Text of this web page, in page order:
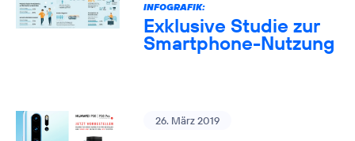
INFOGRAFIK:
Exklusive Studie zur
Smartphone-Nutzung
26. März 2019